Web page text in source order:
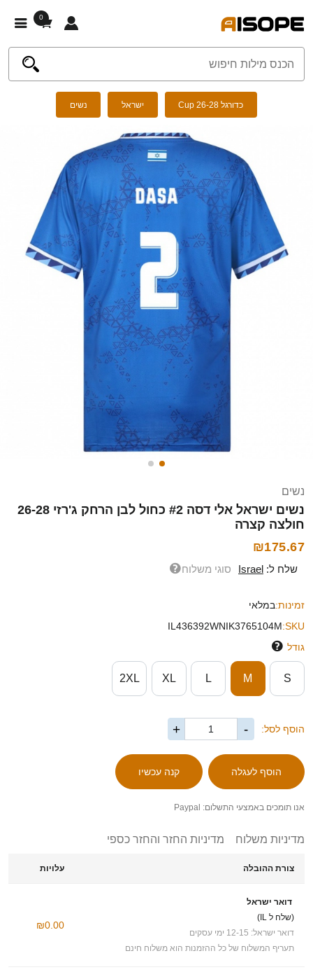
0
כדורגל Cup 26-28 ישראל נשים
נשים
נשים ישראל אלי דסה #2 כחול לבן הרחק ג'רזי 26-28
חולצה קצרה
₪175.67
שלח ל: Israel סוגי משלוח
זמינות:במלאי
SKU:
IL436392WNIK3765104M
גודל
S
M
L
XL
2XL
הוסף לסל: -
+
אנו תומכים באמצעי התשלום: Paypal
מדיניות משלוח מדיניות החזר והחזר כספי
צורת ההובלה עלויות
דואר ישראל
(שלח ל IL)
דואר ישראל: 12-15 ימי עסקים
תעריף המשלוח של כל ההזמנות הוא משלוח חינם
₪0.00